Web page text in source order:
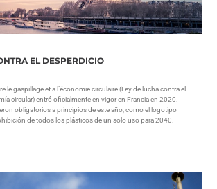
EL DESPERDICIO
le gaspillage et a l’économie circulaire (Ley de lucha contra el
circular) entró oficialmente en vigor en Francia en 2020.
obligatorios a principios de este año, como el logotipo
de todos los plásticos de un solo uso para 2040.